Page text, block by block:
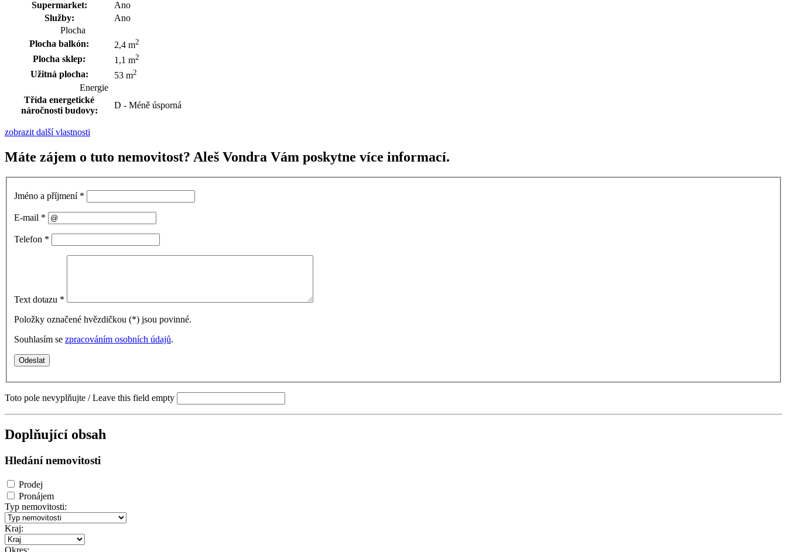
Supermarket:
Ano
Služby:
Ano
Plocha
Plocha balkón:
2,4 m2
Plocha sklep: 1,1 m2
Užitná plocha: 53 m2
Energie
Třída energetické
náročnosti budovy:
D - Méně úsporná
zobrazit další vlastnosti
Máte zájem o tuto nemovitost? Aleš Vondra Vám poskytne více informací.
Jméno a příjmení *
E-mail *
Telefon *
Text dotazu *
Položky označené hvězdičkou (*) jsou povinné.
Souhlasím se zpracováním osobních údajů.
Toto pole nevyplňujte / Leave this field empty
Doplňující obsah
Hledání nemovitosti
Prodej
Pronájem
Typ nemovitosti:
Kraj:
Okres: